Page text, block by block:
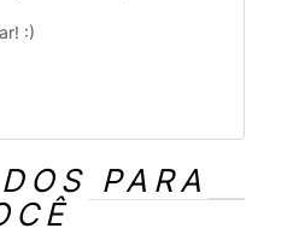
:)
PARA